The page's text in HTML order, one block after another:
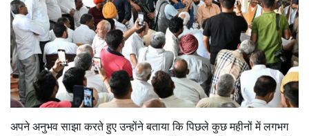
अपने अनुभव साझा करते हुए उन्होंने बताया कि पिछले कुछ महीनों में लगभग